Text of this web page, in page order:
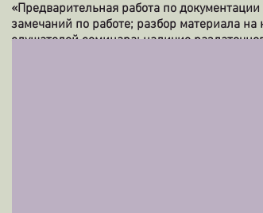
«Предварительная работа по
замечаний по работе; разбор материала
слушателей семинара; наличие